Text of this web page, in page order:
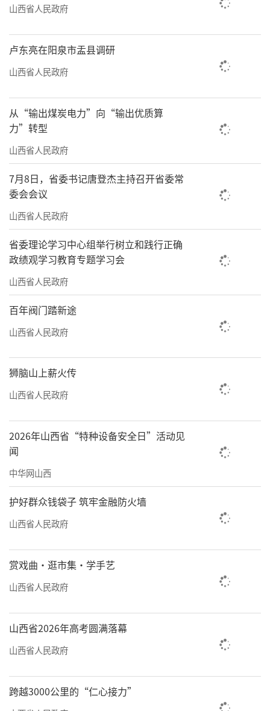
设，将为当地及周边地区提供稳定的水资源保
障，可有效改善区域生态环境，促进地方经济
的可持续发展。一批重大交通基础设施项目也
加快建设步伐，集大原高铁、雄忻高铁建成通
域间的交流与合作，太原武宿国际机场三期改
扩建工程也在紧锣密鼓地建设中……“两
重”建设实现了良好开局。
“我们要充分利用‘两重’‘两新’等增
量政策红利，将中条山集团打造成铜行业的前
沿阵地。”省人大代表、山西云时代技术有限
公司副总经理魏迎辉说。
作为我省重点产业链——铜基新材料产业
链“链主”企业，山西云时代技术有限公司所
属中条山集团以链式思维规划铜基新材料产业
链建设，坚定不移做大做强铜产业，不断增强
在我省及华北地区铜基领域的支撑能力。
“下一步，我们要改造传统落后工艺流
程，淘汰高耗能高污染关键设备，推广节能降
系统智能化决策与自动化协同运行，加快核心
技术攻关，将中条山集团打造成有色金属行业
一流标杆企业，为全省经济高质量发展提供有
力支撑。”魏迎辉说。
新技术不断突破、新产品竞相涌现、新质
领域取得了丰硕成果，为产业升级带来了众多
机遇。
收，实现了国内首次低真空超导悬浮航行。作
为轨道交通高科技领域的重大项目，高速飞车
实现轨道列车的超高速“近地飞行”。
山西省人民政府
卢东亮在阳泉市盂县调研
山西省人民政府
从“输出煤炭电力”向“输出优质算
力”转型
山西省人民政府
7月8日，省委书记唐登杰主持召开省委常
委会会议
山西省人民政府
省委理论学习中心组举行树立和践行正确
政绩观学习教育专题学习会
山西省人民政府
百年阀门踏新途
山西省人民政府
狮脑山上薪火传
山西省人民政府
2026年山西省“特种设备安全日”活动见
闻
中华网山西
护好群众钱袋子 筑牢金融防火墙
山西省人民政府
赏戏曲·逛市集·学手艺
山西省人民政府
山西省2026年高考圆满落幕
山西省人民政府
跨越3000公里的“仁心接力”